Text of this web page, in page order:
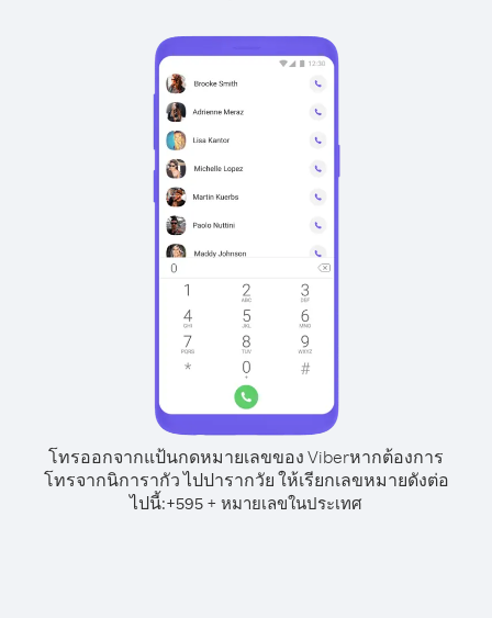
โทรออกจากแป้นกดหมายเลขของ Viberหากต้องการ
โทรจากนิการากัว ไปปารากวัย ให้เรียกเลขหมายดังต่อ
ไปนี้:+595 + หมายเลขในประเทศ